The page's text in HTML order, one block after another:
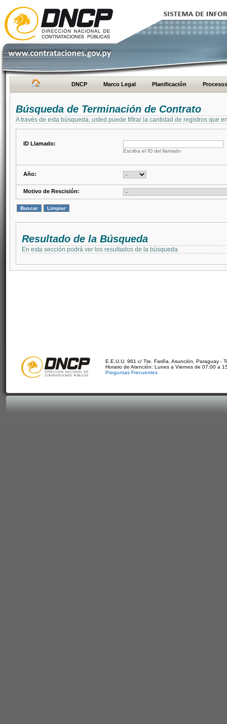
DNCP Marco Legal Planificación Procesos
Búsqueda de Terminación de Contrato
A través de esta búsqueda, usted puede filtrar la cantidad de registros que
ID Llamado:
Escriba el ID del llamado
Año:
Motivo de Rescisión:
Resultado de la Búsqueda
En esta sección podrá ver los resultados de la búsqueda
E.E.U.U. 961 c/ Tte. Fariña. Asunción, Paraguay -
Horario de Atención: Lunes a Viernes de 07:00 a
Preguntas Frecuentes